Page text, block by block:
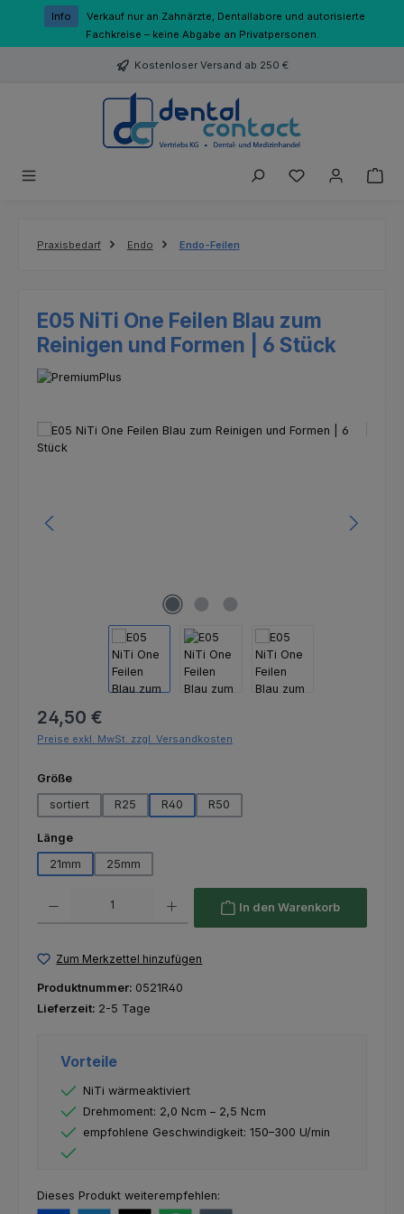
Zum Hauptinhalt springen
Info
Verkauf nur an Zahnärzte, Dentallabore und autorisierte
Fachkreise – keine Abgabe an Privatpersonen.
Kostenloser Versand ab 250 €
Du hast 0
Praxisbedarf Endo Endo-Feilen
E05 NiTi One Feilen Blau zum
Reinigen und Formen | 6 Stück
Bildergalerie überspringen
Regulärer Preis:
24,50 €
Preise exkl. MwSt. zzgl. Versandkosten
Größeauswählen
sortiert
R25 R40 R50
Längeauswählen
21mm
25mm
In den Warenkorb
Zum Merkzettel hinzufügen
Produktnummer: 0521R40
Lieferzeit: 2-5 Tage
Vorteile
NiTi wärmeaktiviert
Drehmoment: 2,0 Ncm – 2,5 Ncm
empfohlene Geschwindigkeit: 150–300 U/min
Dieses Produkt weiterempfehlen: